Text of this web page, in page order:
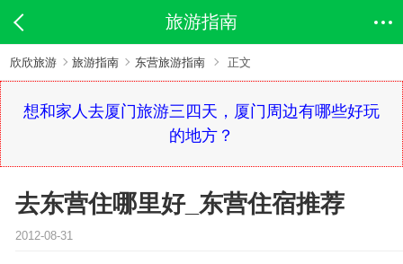
旅游指南
欣欣旅游 旅游指南 东营旅游指南 正文
想和家人去厦门旅游三四天，厦门周边有哪些好玩
的地方？
去东营住哪里好_东营住宿推荐
2012-08-31